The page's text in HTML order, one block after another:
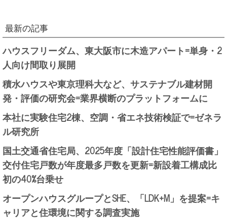
最新の記事
ハウスフリーダム、東大阪市に木造アパート=単身・2
人向け間取り展開
積水ハウスや東京理科大など、サステナブル建材開
発・評価の研究会=業界横断のプラットフォームに
本社に実験住宅2棟、空調・省エネ技術検証で=ゼネラ
ル研究所
国土交通省住宅局、2025年度「設計住宅性能評価書」
交付住宅戸数が年度最多戸数を更新=新設着工構成比
初の40%台乗せ
オープンハウスグループとSHE、「LDK+M」を提案=キ
ャリアと住環境に関する調査実施